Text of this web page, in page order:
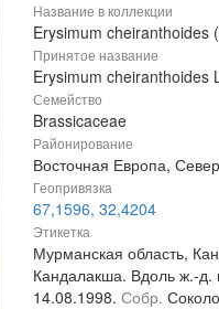
Название в коллекции
Erysimum cheiranthoides
Принятое название
Erysimum
Семейство
Brassicaceae
Районирование
Восточная Европа,
Геопривязка
67,1596, 32,4204
Этикетка
Мурманская область,
Кандалакша. Вдоль ж.-д.
14.08.1998. Собр.